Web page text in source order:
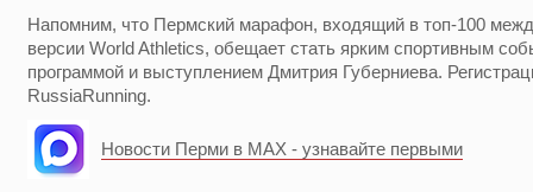
Напомним, что Пермский марафон, входящий в топ-100
версии World Athletics, обещает стать ярким спортивным
программой и выступлением Дмитрия Губерниева.
RussiaRunning.
Новости Перми в MAX - узнавайте первыми